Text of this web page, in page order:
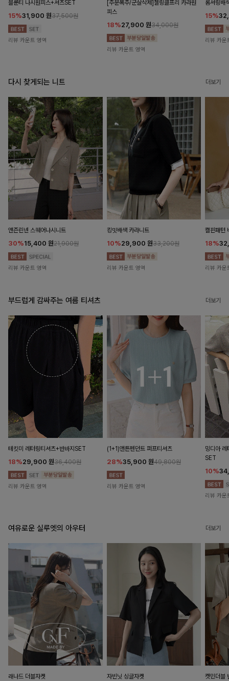
블룬티 나시원피스+셔츠SET
15%31,900 원37,500원
리뷰 카운트 영역
[주문폭주/군살삭제]젤링클프리 카라원
피스
18%27,900 원34,000원
리뷰 카운트 영역
롬셔링배
15%
리뷰 카운
다시 찾게되는 니트 더보기
앤즌린넨 스퀘어나시니트
30%15,400 원21,900원
리뷰 카운트 영역
킹밋배색 카라니트
10%29,900 원33,200원
리뷰 카운트 영역
캘핀패턴
18%
리뷰 카운
부드럽게 감싸주는 여름 티셔츠 더보기
테킷미 레터링티셔츠+반바지SET
18%29,900 원36,400원
리뷰 카운트 영역
(1+1)앤튼펜던트 퍼프티셔츠
28%35,900 원49,800원
리뷰 카운트 영역
밍디아 레
SET
10%
리뷰 카운
여유로운 실루엣의 아우터 더보기
래나드 더블자켓 자빈닛 싱글자켓 캣민더블